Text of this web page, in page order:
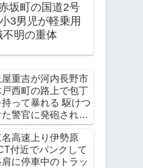
坂町の国道2号
3男児が軽乗用
明の重体
屋重吉が河内長野市
戸西町の路上で包丁
持って暴れる 駆けつ
た警官に発砲され死
名高速上り伊勢原
付近でパンクして
肩に停車中のトラッ